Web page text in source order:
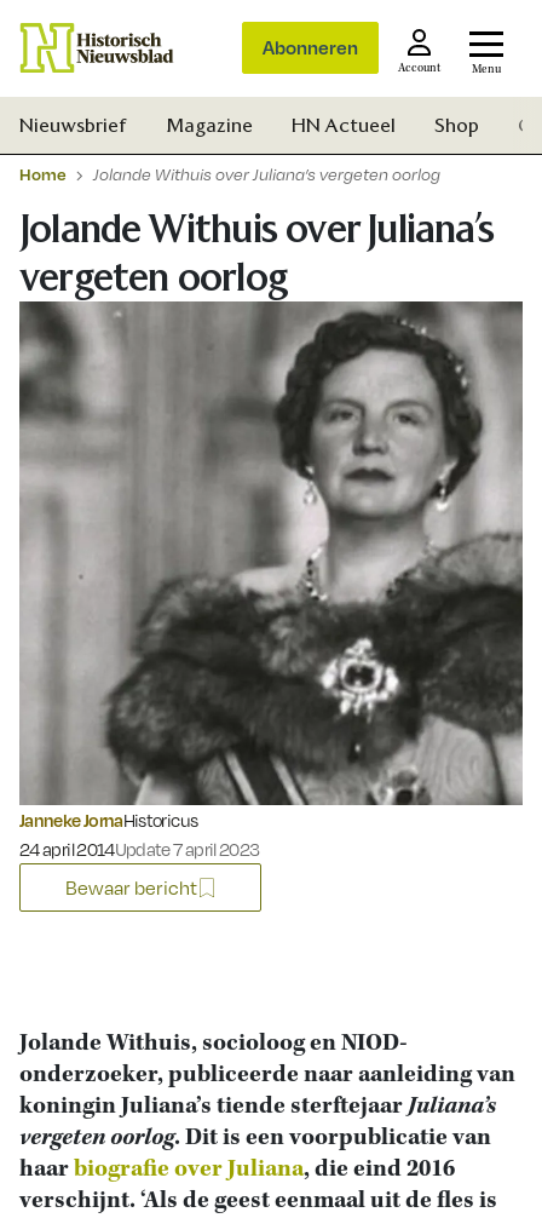
Abonneren
Account Menu
Zoek
Nieuwsbrief Magazine HN Actueel Shop
Home Jolande Withuis over Juliana’s vergeten oorlog
Jolande Withuis over Juliana’s
vergeten oorlog
Janneke JornaHistoricus
Gepubliceerd op:
24 april 2014Update 7 april 2023
Bewaar bericht
Jolande Withuis, socioloog en NIOD-
onderzoeker, publiceerde naar aanleiding van
koningin Juliana’s tiende sterftejaarJuliana’s
vergeten oorlog. Dit is een voorpublicatie van
haarbiografie over Juliana, die eind 2016
verschijnt. ‘Als de geest eenmaal uit de fles is